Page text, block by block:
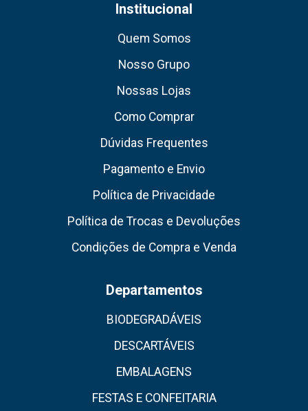
Institucional
Quem Somos
Nosso Grupo
Nossas Lojas
Como Comprar
Dúvidas Frequentes
Pagamento e Envio
Política de Privacidade
Política de Trocas e Devoluções
Condições de Compra e Venda
Departamentos
BIODEGRADÁVEIS
DESCARTÁVEIS
EMBALAGENS
FESTAS E CONFEITARIA